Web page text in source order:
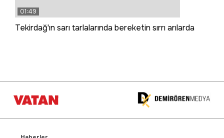
01:49
Tekirdağ'ın sarı tarlalarında bereketin sırrı arılarda